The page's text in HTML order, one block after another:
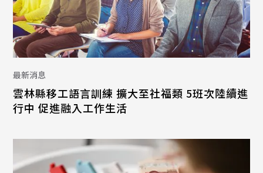
最新消息
雲林縣移工語言訓練 擴大至社福類 5班次陸續進
行中 促進融入工作生活